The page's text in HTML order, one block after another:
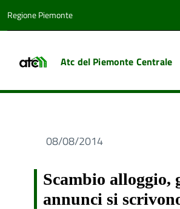
Regione Piemonte
Atc del Piemonte Centrale
08/08/2014
Scambio alloggio,
annunci si